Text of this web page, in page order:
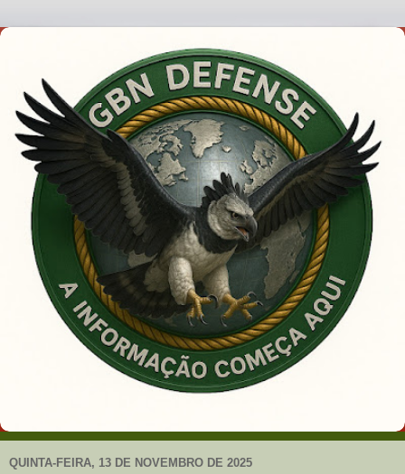
QUINTA-FEIRA, 13 DE NOVEMBRO DE 2025